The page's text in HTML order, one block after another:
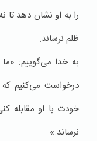
را به او نشان دهد تا
ظلم نرساند.
به خدا می‌گوییم: «ما
درخواست می‌کنیم که
خودت با او مقابله
نرساند.»